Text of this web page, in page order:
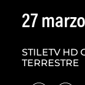
27
STILETV HD
TERRESTRE